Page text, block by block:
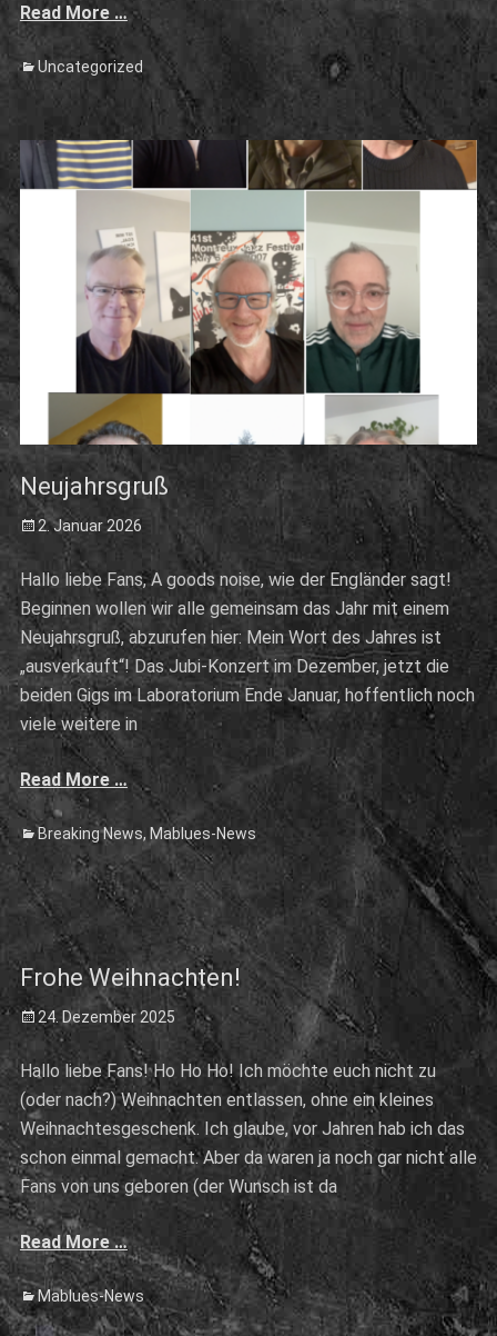
Read More …
Categories
Uncategorized
Neujahrsgruß
Posted
2. Januar 2026
Hallo liebe Fans, A goods noise, wie der Engländer sagt!
Beginnen wollen wir alle gemeinsam das Jahr mit einem
Neujahrsgruß, abzurufen hier: Mein Wort des Jahres ist
„ausverkauft“! Das Jubi-Konzert im Dezember, jetzt die
beiden Gigs im Laboratorium Ende Januar, hoffentlich noch
viele weitere in
Read More …
Categories
Breaking News, Mablues-News
Frohe Weihnachten!
Posted
on
24. Dezember 2025
Hallo liebe Fans! Ho Ho Ho! Ich möchte euch nicht zu
(oder nach?) Weihnachten entlassen, ohne ein kleines
Weihnachtesgeschenk. Ich glaube, vor Jahren hab ich das
schon einmal gemacht. Aber da waren ja noch gar nicht alle
Fans von uns geboren (der Wunsch ist da
Read More …
Categories
Mablues-News